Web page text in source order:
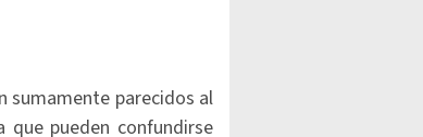
sumamente parecidos al
pueden confundirse